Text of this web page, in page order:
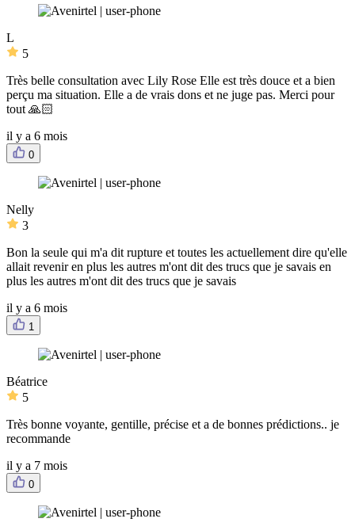
L
5
Très belle consultation avec Lily Rose Elle est très douce et a bien
perçu ma situation. Elle a de vrais dons et ne juge pas. Merci pour
tout 🙏🏻
il y a 6 mois
0
Nelly
3
Bon la seule qui m'a dit rupture et toutes les actuellement dire qu'elle
allait revenir en plus les autres m'ont dit des trucs que je savais en
plus les autres m'ont dit des trucs que je savais
il y a 6 mois
1
Béatrice
5
Très bonne voyante, gentille, précise et a de bonnes prédictions.. je
recommande
il y a 7 mois
0